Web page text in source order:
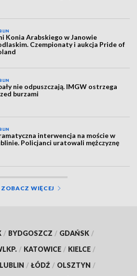
Konia Arabskiego w Janowie
Czempionaty i aukcja Pride of
nie odpuszczają. IMGW ostrzega
burzami
interwencja na moście w
Policjanci uratowali mężczyznę
ZOBACZ WIĘCEJ
/ BYDGOSZCZ / GDAŃSK /
/ KATOWICE / KIELCE /
LUBLIN / ŁÓDŹ / OLSZTYN /